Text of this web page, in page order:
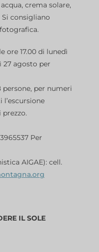
crema solare,
consigliano
ore 17.00 di lunedì
27 agosto per
per numeri
Per
AIGAE): cell.
IL SOLE